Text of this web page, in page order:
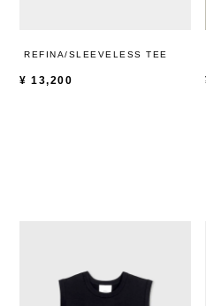
REFINA/SLEEVELESS TEE
¥ 13,200